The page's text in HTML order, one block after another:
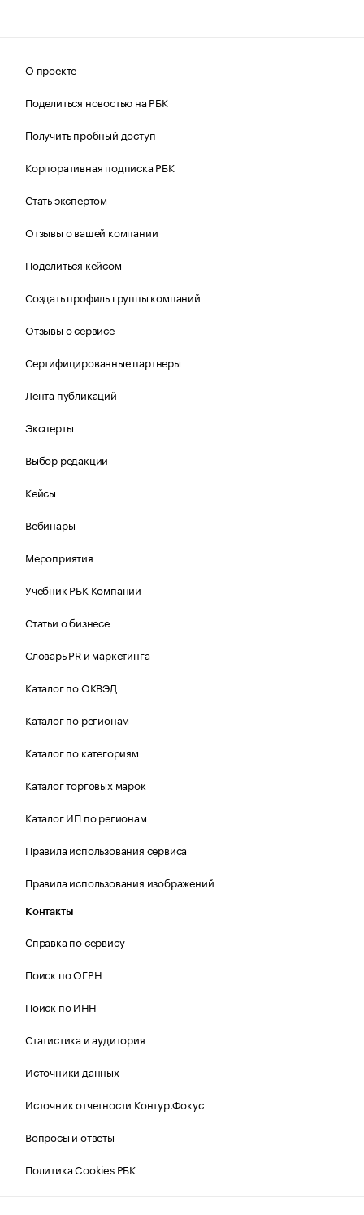
О проекте
Поделиться новостью на РБК
Получить пробный доступ
Корпоративная подписка РБК
Стать экспертом
Отзывы о вашей компании
Поделиться кейсом
Создать профиль группы компаний
Отзывы о сервисе
Сертифицированные партнеры
Лента публикаций
Эксперты
Выбор редакции
Кейсы
Вебинары
Мероприятия
Учебник РБК Компании
Статьи о бизнесе
Словарь PR и маркетинга
Каталог по ОКВЭД
Каталог по регионам
Каталог по категориям
Каталог торговых марок
Каталог ИП по регионам
Правила использования сервиса
Правила использования изображений
Контакты
Справка по сервису
Поиск по ОГРН
Поиск по ИНН
Статистика и аудитория
Источники данных
Источник отчетности Контур.Фокус
Вопросы и ответы
Политика Cookies РБК